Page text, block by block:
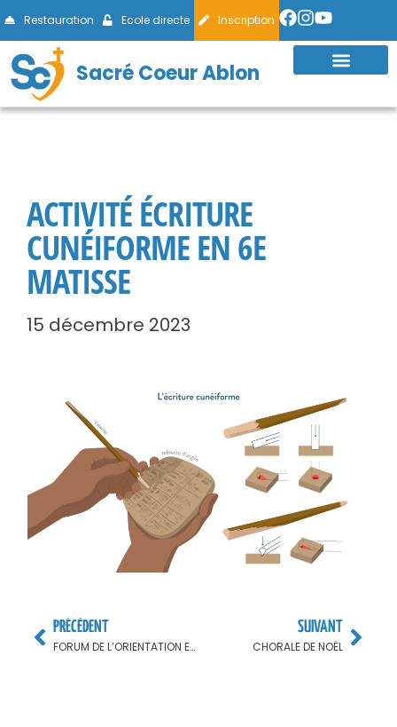
Restauration Ecole directe Inscription
Sacré Coeur Ablon
ACTIVITÉ ÉCRITURE
CUNÉIFORME EN 6E
MATISSE
15 décembre 2023
PRÉCÈDENT
FORUM DE L’ORIENTATION ET DES LYCÉES
SUIVANT
CHORALE DE NOËL